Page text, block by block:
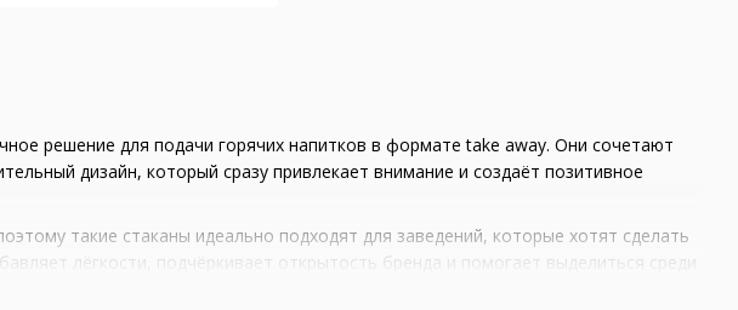
решение для подачи горячих напитков в формате take away. Они сочетают
дизайн, который сразу привлекает внимание и создаёт позитивное
такие стаканы идеально подходят для заведений, которые хотят сделать
лёгкости, подчёркивает открытость бренда и помогает выделиться среди